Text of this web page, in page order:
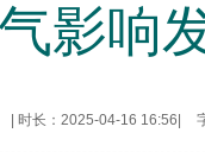
影响
时长：2025-04-16 16:56